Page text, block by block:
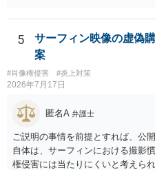
の同意があれば別です。また、単
り、公開中のサイトへリンクした
は限りません。 人物写真について
様、掲載目的、態様、必要性、本
す。営業目的であり、本人も掲載
める方向の事情となりますが、自
りません。 まず、見積書、メール
を確認したうえで、「提供素材及
を許諾しない」と書面で明確に通
掲載された場合は、URL、掲載日
てください。
5
サーフィン映像の虚偽
案
#肖像権侵害 #炎上対策
2026年7月17日
匿名A 弁護士
ご説明の事情を前提とすれば、公
自体は、サーフィンにおける撮影
権侵害には当たりにくいと考えら